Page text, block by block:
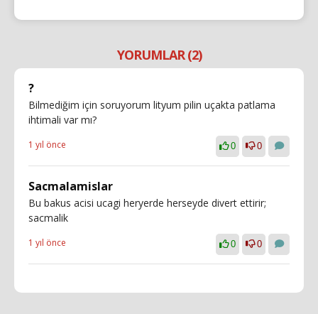
YORUMLAR (2)
?
Bilmediğim için soruyorum lityum pilin uçakta patlama
ihtimali var mı?
1 yıl önce 0 0
Sacmalamislar
Bu bakus acisi ucagi heryerde herseyde divert ettirir;
sacmalik
1 yıl önce 0 0